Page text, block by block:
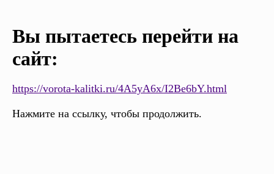
Вы пытаетесь перейти на
сайт:
https://vorota-kalitki.ru/4A5yA6x/I2Be6bY.html
Нажмите на ссылку, чтобы продолжить.